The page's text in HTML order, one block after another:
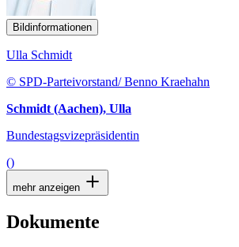
Bildinformationen
Ulla Schmidt
© SPD-Parteivorstand/ Benno Kraehahn
Schmidt (Aachen), Ulla
Bundestagsvizepräsidentin
()
mehr anzeigen
Dokumente